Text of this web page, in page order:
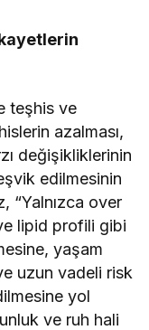
teşhis ve
azalması,
değişikliklerinin
edilmesinin
“Yalnızca over
lipid profili gibi
yaşam
uzun vadeli risk
yol
ve ruh hali